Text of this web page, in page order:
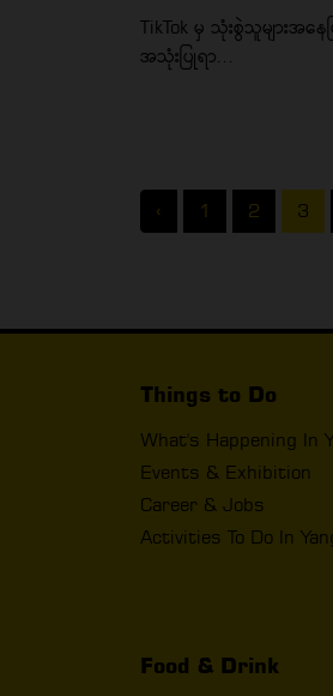
TikTok မှ သုံးစွဲသူများအ
အသုံးပြုရာ...
‹ 1 2 3
Things to Do
What's Happening In
Events & Exhibition
Career & Jobs
Activities To Do In
Food & Drink